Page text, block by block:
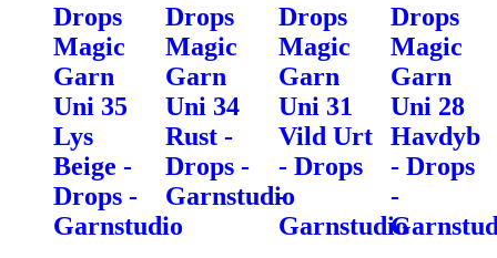
Drops
Magic
Garn
Uni 35
Lys
Beige -
Drops -
Garnstudio
Drops
Magic
Garn
Uni 34
Rust -
Drops -
Garnstudio
Drops
Magic
Garn
Uni 31
Vild Urt
- Drops
-
Garnstudio
Drops
Magic
Garn
Uni 28
Havdyb
- Drops
-